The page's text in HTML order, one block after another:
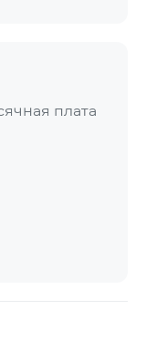
плата